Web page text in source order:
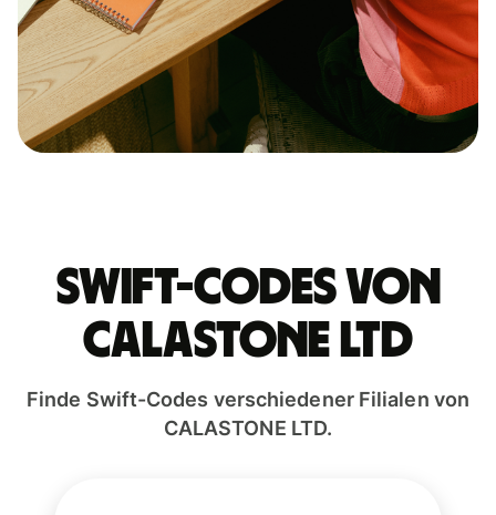
Swift-Codes von
CALASTONE LTD
Finde Swift-Codes verschiedener Filialen von
CALASTONE LTD.